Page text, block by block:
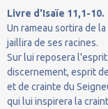
Livre d'Isaïe 11,1-10.
Un rameau sortira de
jaillira de ses racines.
Sur lui reposera
discernement, esprit
et de crainte du
qui lui inspirera la